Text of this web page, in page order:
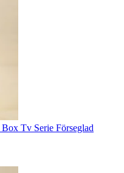
Tv Serie Förseglad